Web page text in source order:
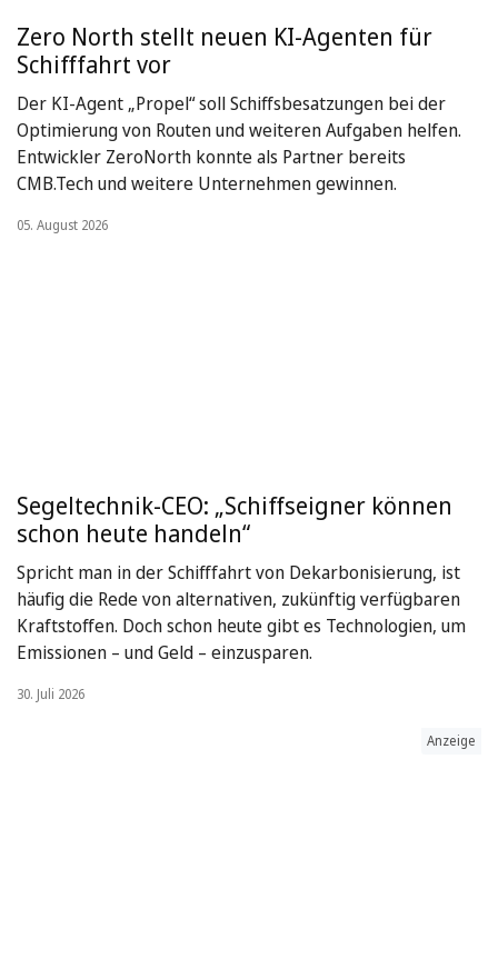
Zero North stellt neuen KI-Agenten für
Schifffahrt vor
Der KI-Agent „Propel“ soll Schiffsbesatzungen bei der
Optimierung von Routen und weiteren Aufgaben helfen.
Entwickler ZeroNorth konnte als Partner bereits
CMB.Tech und weitere Unternehmen gewinnen.
05. August 2026
Segeltechnik-CEO: „Schiffseigner können
schon heute handeln“
Spricht man in der Schifffahrt von Dekarbonisierung, ist
häufig die Rede von alternativen, zukünftig verfügbaren
Kraftstoffen. Doch schon heute gibt es Technologien, um
Emissionen – und Geld – einzusparen.
30. Juli 2026
Anzeige